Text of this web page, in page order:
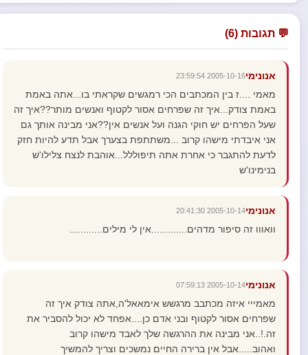
💬 תגובות (6)
אנונימי2005-10-16 23:59:54
מאמי ....ז בין המכתבים הכי רמגשים שקראתי בו...אתה באמת
באמת צודק...איך זה שפרחים אסור לקטוף ואנשים מותר??איך זה
שעל הפרחים יש חוקי הגנה ועל אנשים אין??אני מבינה אותך גם
אני איבדתי מישהו קרוב ...משתתפת בצערך אבל תדע להיות חזק
לדעת להתגבר כי אחרת אתה תיפוללל...אוהבת לנצח צלילו'ש
בנימינו'ש
אנונימי2005-10-14 20:41:30
וואווו זה סיפור מדהים.............אין לי מילים............
אנונימי2005-10-14 07:59:13
מאמייי איזה מכתבב מרגשש אימאאל'ה,אתה צודק איך זה
שפרחים אסור לקטוף ובני אדם כן....אפחד לא יכול להסביר את
זה.!..אני מבינה את ההרגשה שלך לאבד מישהו קרוב
ואהוב.....אבל אין ברירה החיים נמשכים וצריך להמשיך